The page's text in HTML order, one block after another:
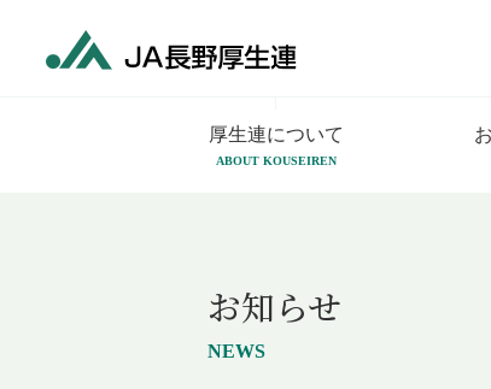
厚生連について
ABOUT KOUSEIREN
お知らせ
NEWS